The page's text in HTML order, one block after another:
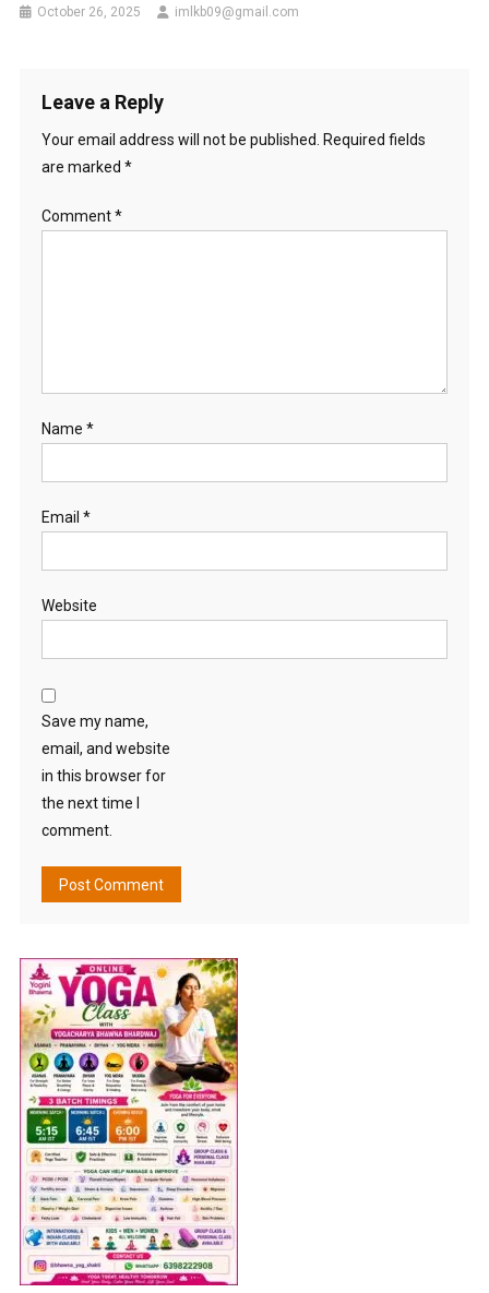
October 26, 2025 imlkb09@gmail.com
Leave a Reply
Your email address will not be published.
Required fields
are marked *
Comment*
Name *
Email *
Website
Save my name,
email, and website
in this browser for
the next time I
comment.